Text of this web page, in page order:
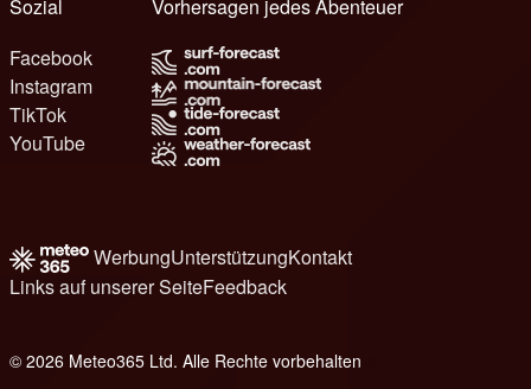
Sozial
Facebook
Instagram
TikTok
YouTube
Vorhersagen jedes Abenteuer
WerbungUnterstützungKontakt
Links auf unserer SeiteFeedback
© 2026 Meteo365 Ltd. Alle Rechte vorbehalten